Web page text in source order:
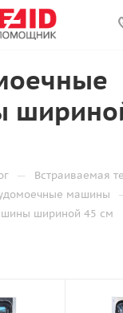
— Встраиваемая
машины
шириной 45 см